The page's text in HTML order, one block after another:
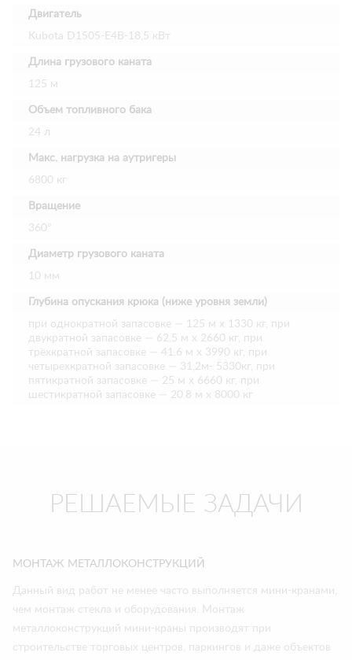
Двигатель
Kubota D1505-E4B-18,5 кВт
Длина грузового каната
125 м
Объем топливного бака
24 л
Макс. нагрузка на аутригеры
6800 кг
Вращение
360°
Диаметр грузового каната
10 мм
Глубина опускания крюка (ниже уровня земли)
при однократной запасовке — 125 м х 1330 кг, при
двукратной запасовке — 62.5 м х 2660 кг, при
трёхкратной запасовке — 41.6 м х 3990 кг, при
четырехкратной запасовке — 31,2м- 5330кг, при
пятикратной запасовке — 25 м х 6660 кг, при
шестикратной запасовке — 20.8 м х 8000 кг
РЕШАЕМЫЕ ЗАДАЧИ
МОНТАЖ МЕТАЛЛОКОНСТРУКЦИЙ
Данный вид работ не менее часто выполняется мини-кранами,
чем монтаж стекла и оборудования. Монтаж
металлоконструкций мини-краны производят при
строительстве торговых центров, паркингов и даже объектов